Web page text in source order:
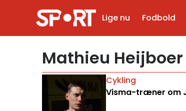
Lige nu Fodbold
Mathieu Heijboer
Cykling
Visma-træner om